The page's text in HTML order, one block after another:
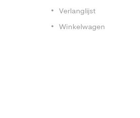
Verlanglijst
Winkelwagen